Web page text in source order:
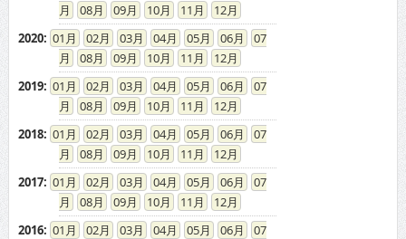
08
09 10 11
12
2020: 01 02 03 04 05 06
07
08
09 10 11
12
2019: 01 02 03 04 05 06
07
08
09 10 11
12
2018: 01 02 03 04 05 06
07
08
09 10 11
12
2017: 01 02 03 04 05 06
07
08
09 10 11
12
2016: 01 02 03 04 05 06
07